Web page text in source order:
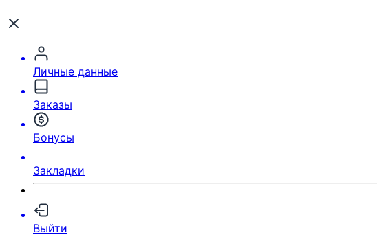
Личные данные
Заказы
Бонусы
Закладки
Выйти